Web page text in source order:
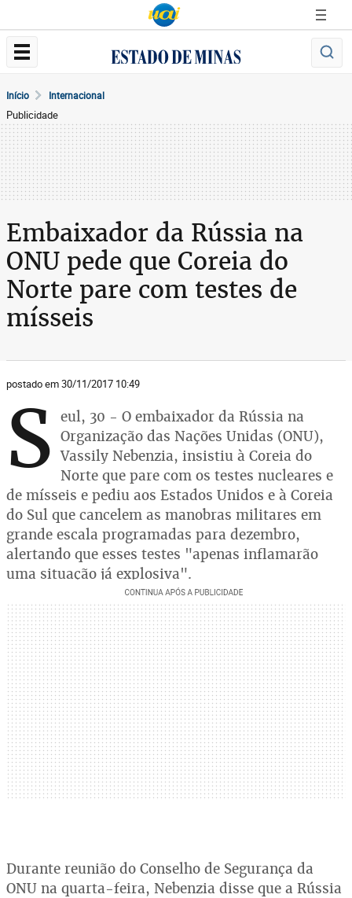
Início Internacional
Publicidade
Embaixador da Rússia na
ONU pede que Coreia do
Norte pare com testes de
mísseis
postado em 30/11/2017 10:49
S eul, 30 - O embaixador da Rússia na
Organização das Nações Unidas (ONU),
Vassily Nebenzia, insistiu à Coreia do
Norte que pare com os testes nucleares e
de mísseis e pediu aos Estados Unidos e à Coreia
do Sul que cancelem as manobras militares em
grande escala programadas para dezembro,
alertando que esses testes "apenas inflamarão
uma situação já explosiva".
Durante reunião do Conselho de Segurança da
ONU na quarta-feira, Nebenzia disse que a Rússia